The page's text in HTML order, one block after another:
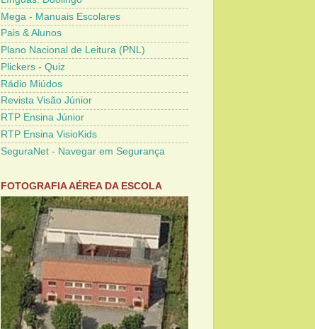
Mega - Manuais Escolares
Pais & Alunos
Plano Nacional de Leitura (PNL)
Plickers - Quiz
Rádio Miúdos
Revista Visão Júnior
RTP Ensina Júnior
RTP Ensina VisioKids
SeguraNet - Navegar em Segurança
FOTOGRAFIA AÉREA DA ESCOLA